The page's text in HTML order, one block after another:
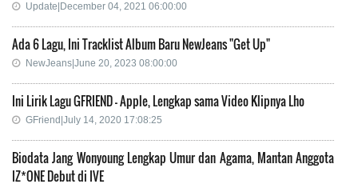
Update|December 04, 2021 06:00:00
Ada 6 Lagu, Ini Tracklist Album Baru NewJeans "Get Up"
NewJeans|June 20, 2023 08:00:00
Ini Lirik Lagu GFRIEND - Apple, Lengkap sama Video Klipnya Lho
GFriend|July 14, 2020 17:08:25
Biodata Jang Wonyoung Lengkap Umur dan Agama, Mantan Anggota
IZ*ONE Debut di IVE